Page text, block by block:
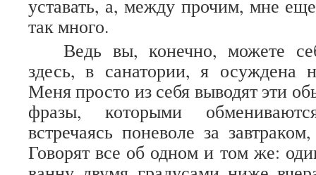
уставать, а, между прочим, мне еще
так много.
Ведь вы, конечно, можете
здесь, в санатории, я осуждена
Меня просто из себя выводят эти
фразы, которыми
встречаясь поневоле за
Говорят все об одном и том же: